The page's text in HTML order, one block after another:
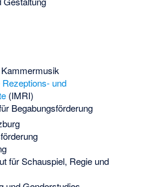
und
(IMRI)
Begabungsförderung
für Schauspiel, Regie und